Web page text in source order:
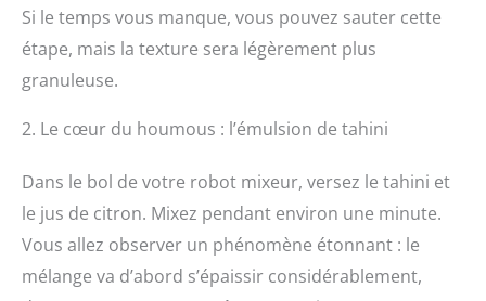
Si le temps vous manque, vous pouvez sauter cette
étape, mais la texture sera légèrement plus
granuleuse.
2. Le cœur du houmous : l’émulsion de tahini
Dans le bol de votre robot mixeur, versez le tahini et
le jus de citron. Mixez pendant environ une minute.
Vous allez observer un phénomène étonnant : le
mélange va d’abord s’épaissir considérablement,